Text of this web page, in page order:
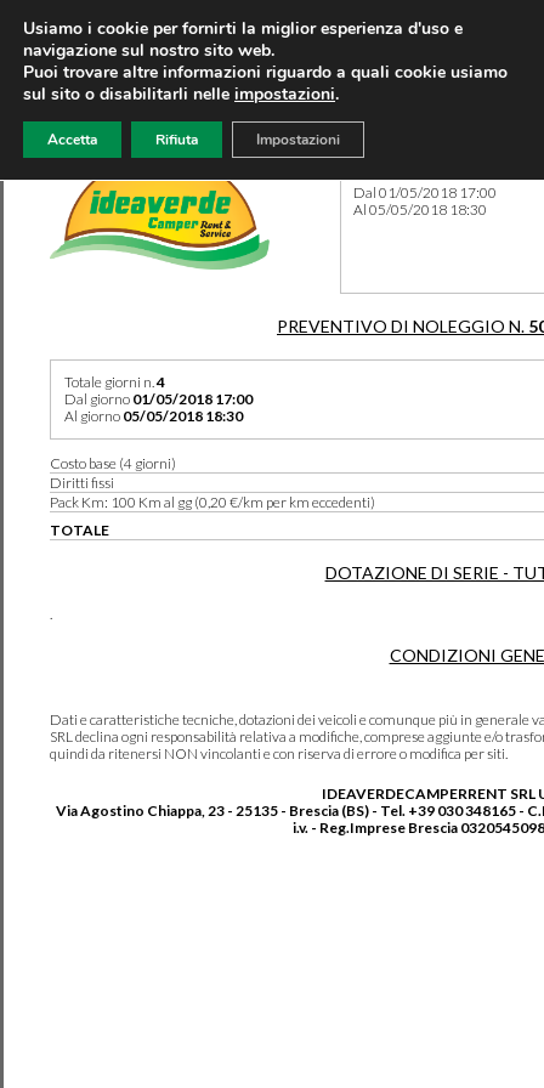
Dal 01/05/2018 17:00
Al 05/05/2018 18:30
PREVENTIVO DI NOLEGGIO N.
Totale giorni n.4
Dal giorno 01/05/2018 17:00
Al giorno 05/05/2018 18:30
Costo base (4 giorni)
Diritti fissi
Pack Km: 100 Km al gg (0,20 €/km per km eccedenti)
TOTALE
DOTAZIONE DI SERIE -
.
CONDIZIONI
Dati e caratteristiche tecniche, dotazioni dei veicoli e comunque più in generale
SRL declina ogni responsabilità relativa a modifiche, comprese aggiunte e/o
quindi da ritenersi NON vincolanti e con riserva di errore o modifica per siti.
IDEAVERDECAMPERRENT SRL
Via Agostino Chiappa, 23 - 25135 - Brescia (BS) - Tel. +39 030 348165 -
i.v. - Reg.Imprese Brescia
Usiamo i cookie per fornirti la miglior esperienza d'uso e
navigazione sul nostro sito web.
Puoi trovare altre informazioni riguardo a quali cookie usiamo
sul sito o disabilitarli nelle impostazioni.
Accetta Rifiuta Impostazioni